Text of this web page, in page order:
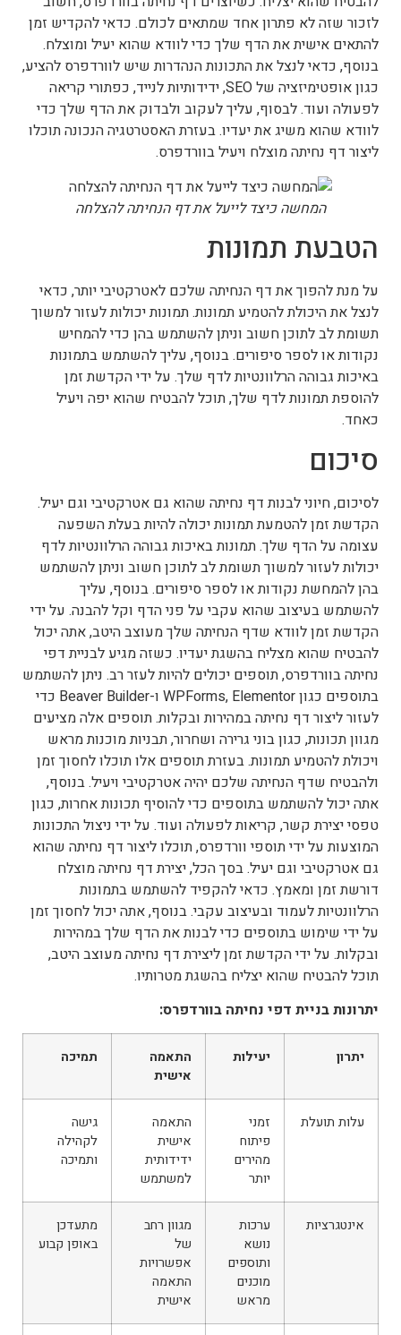
לזכור שזה לא פתרון אחד שמתאים לכולם. כדאי להקדיש זמן
להתאים אישית את הדף שלך כדי לוודא שהוא יעיל ומוצלח.
בנוסף, כדאי לנצל את התכונות הנהדרות שיש לוורדפרס להציע,
כגון אופטימיזציה של SEO, ידידותיות לנייד, כפתורי קריאה
לפעולה ועוד. לבסוף, עליך לעקוב ולבדוק את הדף שלך כדי
לוודא שהוא משיג את יעדיו. בעזרת האסטרטגיה הנכונה תוכלו
ליצור דף נחיתה מוצלח ויעיל בוורדפרס.
המחשה כיצד לייעל את דף הנחיתה להצלחה
הטבעת תמונות
על מנת להפוך את דף הנחיתה שלכם לאטרקטיבי יותר, כדאי
לנצל את היכולת להטמיע תמונות. תמונות יכולות לעזור למשוך
תשומת לב לתוכן חשוב וניתן להשתמש בהן כדי להמחיש
נקודות או לספר סיפורים. בנוסף, עליך להשתמש בתמונות
באיכות גבוהה הרלוונטיות לדף שלך. על ידי הקדשת זמן
להוספת תמונות לדף שלך, תוכל להבטיח שהוא יפה ויעיל
כאחד.
סיכום
לסיכום, חיוני לבנות דף נחיתה שהוא גם אטרקטיבי וגם יעיל.
הקדשת זמן להטמעת תמונות יכולה להיות בעלת השפעה
עצומה על הדף שלך. תמונות באיכות גבוהה הרלוונטיות לדף
יכולות לעזור למשוך תשומת לב לתוכן חשוב וניתן להשתמש
בהן להמחשת נקודות או לספר סיפורים. בנוסף, עליך
להשתמש בעיצוב שהוא עקבי על פני הדף וקל להבנה. על ידי
הקדשת זמן לוודא שדף הנחיתה שלך מעוצב היטב, אתה יכול
להבטיח שהוא מצליח בהשגת יעדיו. כשזה מגיע לבניית דפי
נחיתה בוורדפרס, תוספים יכולים להיות לעזר רב. ניתן להשתמש
בתוספים כגון WPForms, Elementor ו-Beaver Builder כדי
לעזור ליצור דף נחיתה במהירות ובקלות. תוספים אלה מציעים
מגוון תכונות, כגון בוני גרירה ושחרור, תבניות מוכנות מראש
ויכולת להטמיע תמונות. בעזרת תוספים אלו תוכלו לחסוך זמן
ולהבטיח שדף הנחיתה שלכם יהיה אטרקטיבי ויעיל. בנוסף,
אתה יכול להשתמש בתוספים כדי להוסיף תכונות אחרות, כגון
טפסי יצירת קשר, קריאות לפעולה ועוד. על ידי ניצול התכונות
המוצעות על ידי תוספי וורדפרס, תוכלו ליצור דף נחיתה שהוא
גם אטרקטיבי וגם יעיל. בסך הכל, יצירת דף נחיתה מוצלח
דורשת זמן ומאמץ. כדאי להקפיד להשתמש בתמונות
הרלוונטיות לעמוד ובעיצוב עקבי. בנוסף, אתה יכול לחסוך זמן
על ידי שימוש בתוספים כדי לבנות את הדף שלך במהירות
ובקלות. על ידי הקדשת זמן ליצירת דף נחיתה מעוצב היטב,
תוכל להבטיח שהוא יצליח בהשגת מטרותיו.
יתרונות בניית דפי נחיתה בוורדפרס:
יתרון יעילות
התאמה
אישית
תמיכה
עלות תועלת
זמני
פיתוח
מהירים
יותר
התאמה
אישית
ידידותית
למשתמש
גישה
לקהילה
ותמיכה
אינטגרציות
ערכות
נושא
ותוספים
מוכנים
מראש
מגוון רחב
של
אפשרויות
התאמה
אישית
מתעדכן
באופן קבוע